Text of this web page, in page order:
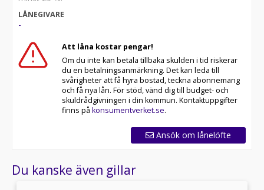
LÅNEGIVARE
-
Att låna kostar pengar!
Om du inte kan betala tillbaka skulden i tid riskerar
du en betalningsanmärkning. Det kan leda till
svårigheter att få hyra bostad, teckna abonnemang
och få nya lån. För stöd, vänd dig till budget- och
skuldrådgivningen i din kommun. Kontaktuppgifter
finns på konsumentverket.se.
Ansök om lånelöfte
Du kanske även gillar